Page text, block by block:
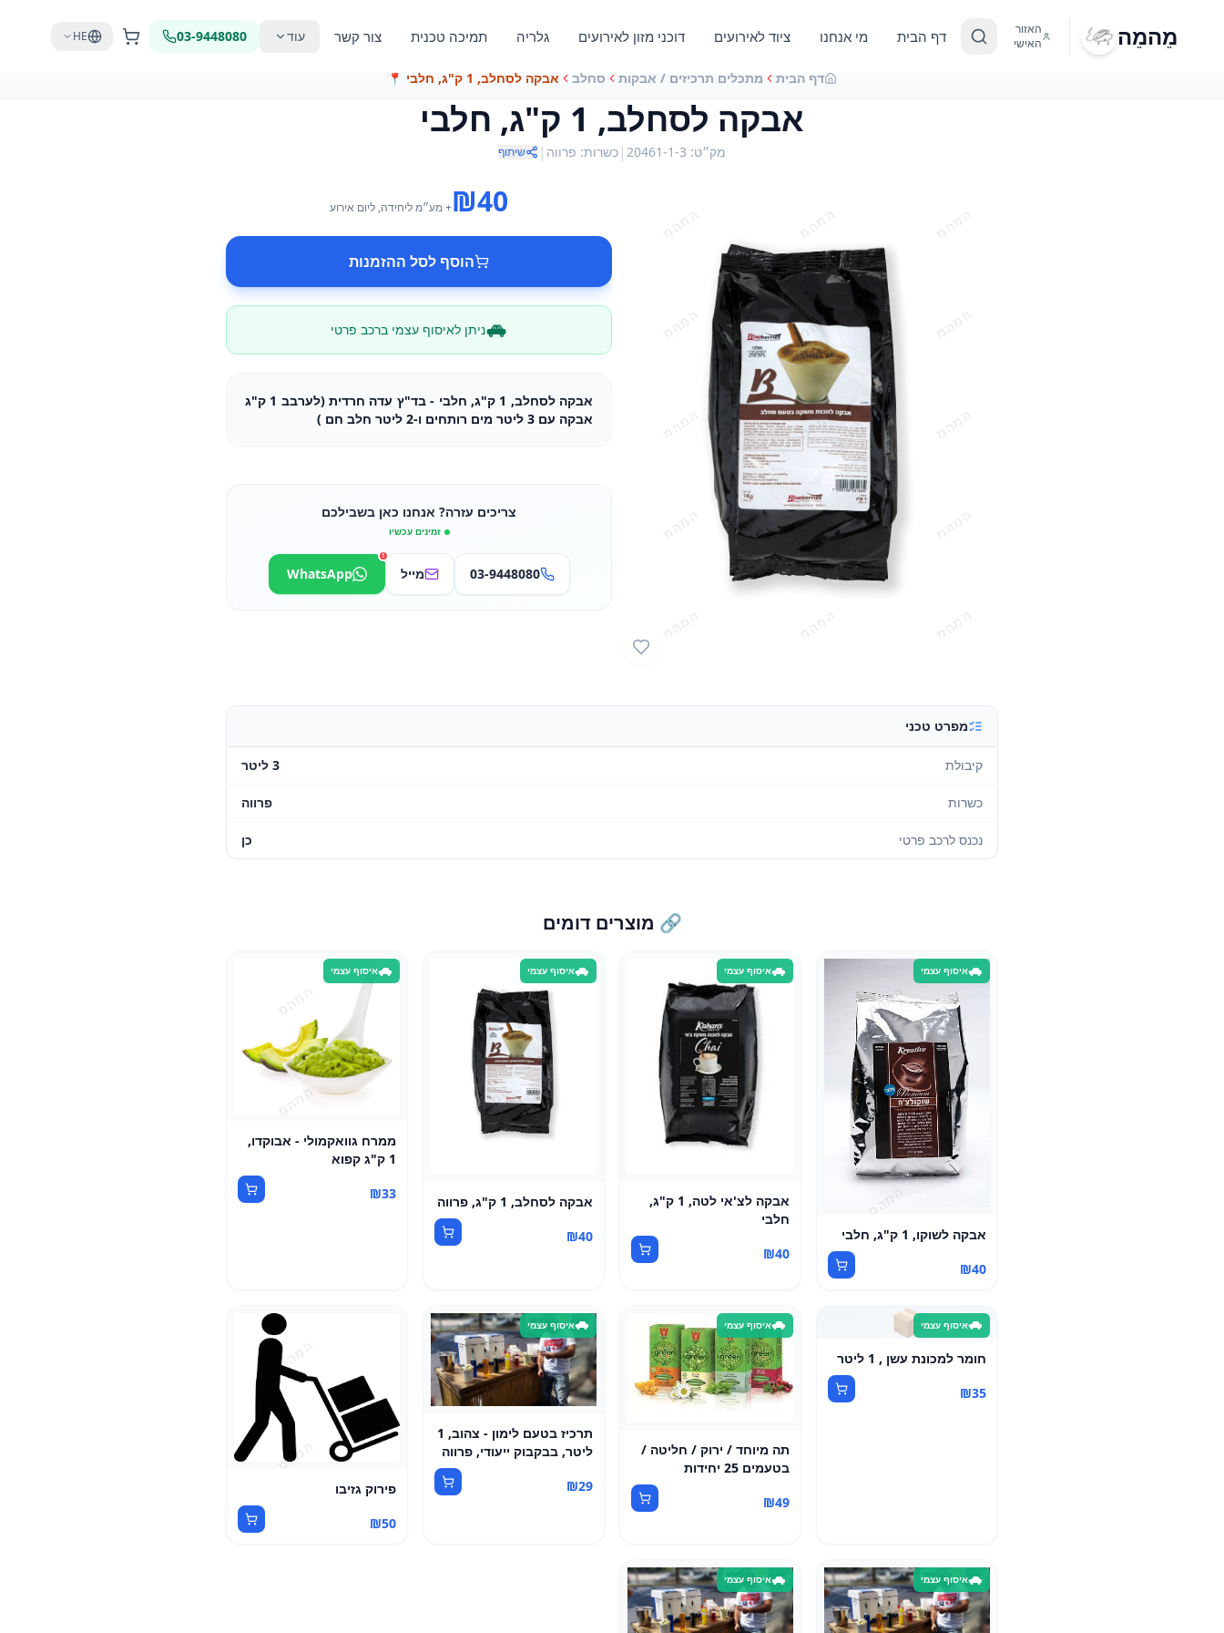
03-9448080
HE דף הבית מי אנחנו ציוד לאירועים דוכני מזון לאירועים גלריה תמיכה טכנית צור קשר עוד מֵהמֵה
האזור
האישי
דף הבית מתכלים תרכיזים / אבקות סחלב אבקה לסחלב, 1 ק"ג, חלבי 📍
אבקה לסחלב, 1 ק"ג, חלבי
מק״ט:
20461-1-3
| כשרות: פרווה | שיתוף
₪40 + מע״מליחידה, ליום אירוע
הוסף לסל ההזמנות
ניתן לאיסוף עצמי ברכב פרטי
אבקה לסחלב, 1 ק"ג, חלבי - בד"ץ עדה חרדית (לערבב 1 ק"ג
אבקה עם 3 ליטר מים רותחים ו-2 ליטר חלב חם )
צריכים עזרה? אנחנו כאן בשבילכם
זמינים עכשיו
03-9448080 מייל WhatsApp
1
מפרט טכני
קיבולת 3 ליטר
כשרות פרווה
נכנס לרכב פרטי כן
🔗 מוצרים דומים
איסוף עצמי
אבקה לשוקו, 1 ק"ג, חלבי
₪40
איסוף עצמי
אבקה לצ'אי לטה, 1 ק"ג,
חלבי
₪40
איסוף עצמי
אבקה לסחלב, 1 ק"ג, פרווה
₪40
איסוף עצמי
ממרח גוואקמולי - אבוקדו,
1 ק"ג קפוא
₪33
📦איסוף עצמי
חומר למכונת עשן , 1 ליטר
₪35
איסוף עצמי
תה מיוחד / ירוק / חליטה /
בטעמים 25 יחידות
₪49
איסוף עצמי
תרכיז בטעם לימון - צהוב, 1
ליטר, בבקבוק ייעודי, פרווה
₪29
פירוק גזיבו
₪50
איסוף עצמי איסוף עצמי